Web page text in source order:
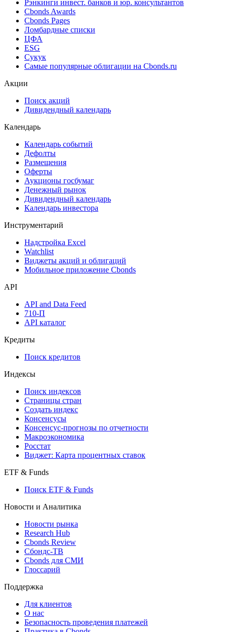
Рэнкинги инвест. банков и юр. консультантов
Cbonds Awards
Cbonds Pages
Ломбардные списки
ЦФА
ESG
Сукук
Самые популярные облигации на Cbonds.ru
Акции
Поиск акций
Дивидендный календарь
Календарь
Календарь событий
Дефолты
Размещения
Оферты
Аукционы госбумаг
Денежный рынок
Дивидендный календарь
Календарь инвестора
Инструментарий
Надстройка Excel
Watchlist
Виджеты акций и облигаций
Мобильное приложение Cbonds
API
API and Data Feed
710-П
API каталог
Кредиты
Поиск кредитов
Индексы
Поиск индексов
Страницы стран
Создать индекс
Консенсусы
Консенсус-прогнозы по отчетности
Макроэкономика
Росстат
Виджет: Карта процентных ставок
ETF & Funds
Поиск ETF & Funds
Новости и Аналитика
Новости рынка
Research Hub
Cbonds Review
Сбондс-ТВ
Cbonds для СМИ
Глоссарий
Поддержка
Для клиентов
О нас
Безопасность проведения платежей